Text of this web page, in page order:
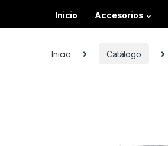
Inicio Accesorios
Inicio Catálogo